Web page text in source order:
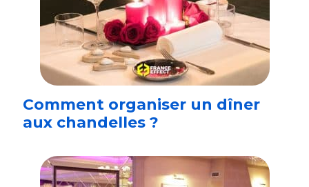
Comment organiser un dîner
aux chandelles ?